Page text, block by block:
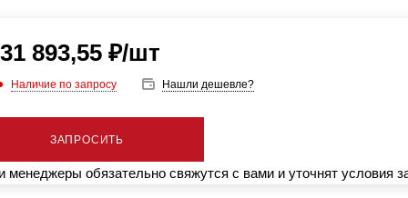
31 893,55 ₽/шт
Наличие по запросу Нашли дешевле?
ЗАПРОСИТЬ
менеджеры обязательно свяжутся с вами и уточнят условия